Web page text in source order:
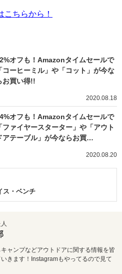
ちらから！
オフも！Amazonタイムセールで
「コーヒーミル」や「コット」が今な
お買い得!!
2020.08.18
オフも！Amazonタイムセールで
「ファイヤースターター」や「アウト
アテーブル」が今ならお買…
2020.08.20
ス・ベンチ
ャンプなどアウトドアに関する情報を皆
きます！Instagramもやってるので見て